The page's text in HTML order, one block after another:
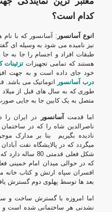
کدام است؟
انوع آسانسور : آسانسور که با
نیز نامیده می شود به وسیله ای
طبقات افراد و اجسام را جا به جا
هستند که تمامی تجهیزاتتزئینات
خود جای داده است و به جهت
درب آسانسور
اتوماتیک می باشد.
طوری که به سال های قبل از میلاد
متصل به یک کابین جا به جایی
اما قدمت آسانسور
در ایران را
ناصرالدین شاه را که در
نادیده بگیریم بنا بر مدارک
میگردد که در پالایشگاه نفت
شکل فعلی قدمتی
که در حوالی میدان امام خمینی
افسران سپاه ارتش و کتاب
بعد ها توسط پهلوی دوم گسترش
اما امروزه با گسترش ساخت و
نشدنی هر ساختمانی شده است و